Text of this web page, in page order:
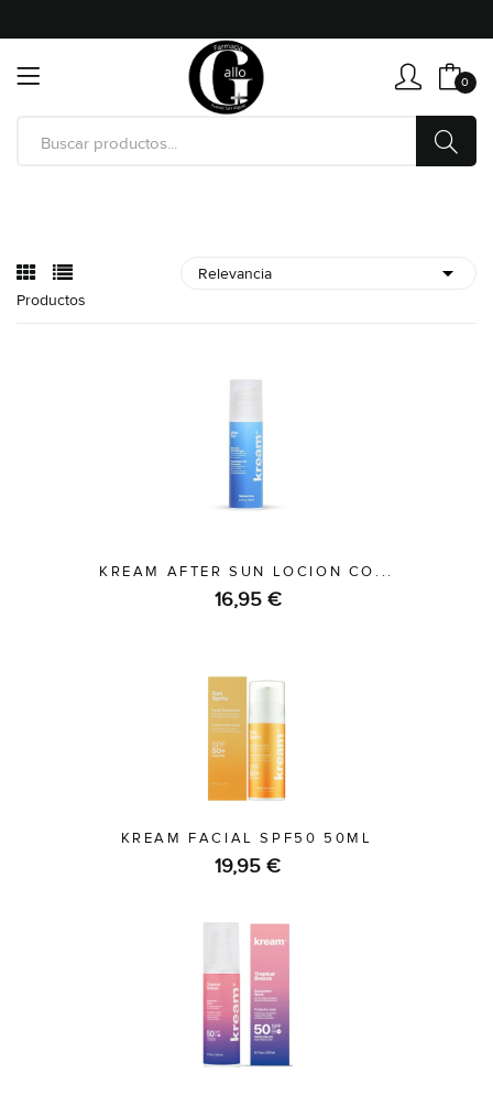
0
Productos
KREAM AFTER SUN LOCION CO...
16,95 €
KREAM FACIAL SPF50 50ML
19,95 €